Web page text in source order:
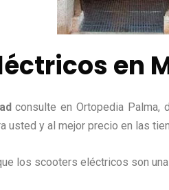
en
consulte en Ortopedia Palma,
usted y al mejor precio en las
los scooters eléctricos son